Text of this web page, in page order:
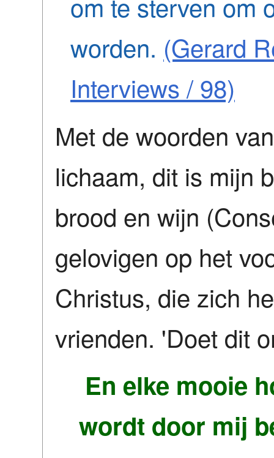
worden. (Gerard
Interviews / 98)
Met de woorden
lichaam, dit is mijn
brood en wijn
gelovigen op het
Christus, die zich
vrienden. 'Doet dit
En elke mooie
wordt door mij